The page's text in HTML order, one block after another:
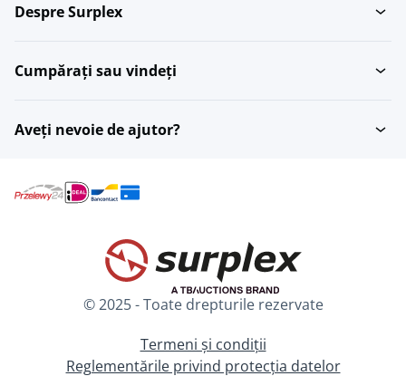
Trepiede ?i pupitre
Alte instrumente de
percutie si...
Tastatura
Despre Surplex
Cumpărați sau vindeți
Aveți nevoie de ajutor?
© 2025 - Toate drepturile rezervate
Termeni și condiții
Reglementările privind protecția datelor